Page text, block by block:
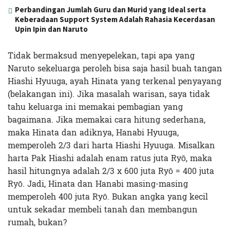
Perbandingan Jumlah Guru dan Murid yang Ideal serta
Keberadaan Support System Adalah Rahasia Kecerdasan
Upin Ipin dan Naruto
Tidak bermaksud menyepelekan, tapi apa yang
Naruto sekeluarga peroleh bisa saja hasil buah tangan
Hiashi Hyuuga, ayah Hinata yang terkenal penyayang
(belakangan ini). Jika masalah warisan, saya tidak
tahu keluarga ini memakai pembagian yang
bagaimana. Jika memakai cara hitung sederhana,
maka Hinata dan adiknya, Hanabi Hyuuga,
memperoleh 2/3 dari harta Hiashi Hyuuga. Misalkan
harta Pak Hiashi adalah enam ratus juta Ryō, maka
hasil hitungnya adalah 2/3 x 600 juta Ryō = 400 juta
Ryō. Jadi, Hinata dan Hanabi masing-masing
memperoleh 400 juta Ryō. Bukan angka yang kecil
untuk sekadar membeli tanah dan membangun
rumah, bukan?